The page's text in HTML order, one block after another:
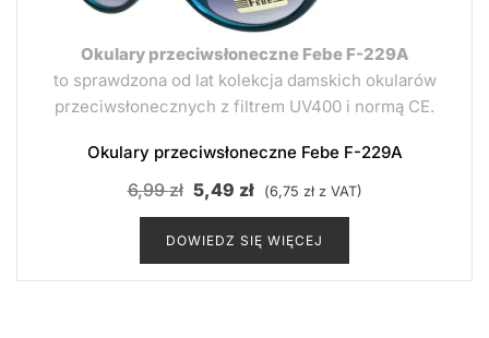
Okulary przeciwsłoneczne Febe F-229A
to sprawdzona od lat kolekcja damskich okularów
przeciwsłonecznych z filtrem UV400 i normą CE.
Okulary przeciwsłoneczne Febe F-229A
6,99zł Pierwotna
cena
wynosiła:
6,99 zł.
5,49 zł Aktualna
cena
wynosi:
5,49 zł.
(6,75 złz VAT)
DOWIEDZ SIĘ WIĘCEJ